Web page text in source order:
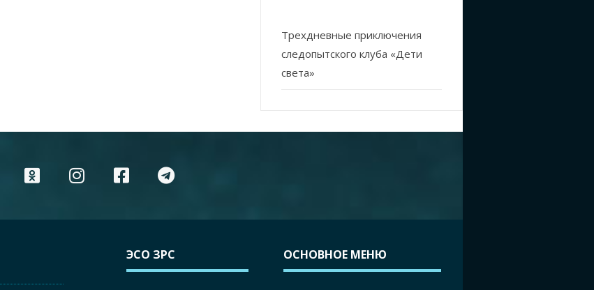
Трехдневные приключения
следопытского клуба «Дети
света»
ЭСО ЗРС ОСНОВНОЕ МЕНЮ